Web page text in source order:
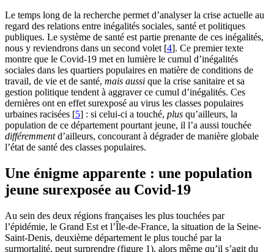
Le temps long de la recherche permet d’analyser la crise actuelle au
regard des relations entre inégalités sociales, santé et politiques
publiques. Le système de santé est partie prenante de ces inégalités,
nous y reviendrons dans un second volet [4]. Ce premier texte
montre que le Covid-19 met en lumière le cumul d’inégalités
sociales dans les quartiers populaires en matière de conditions de
travail, de vie et de santé, mais aussi que la crise sanitaire et sa
gestion politique tendent à aggraver ce cumul d’inégalités. Ces
dernières ont en effet surexposé au virus les classes populaires
urbaines racisées [5] : si celui-ci a touché, plus qu’ailleurs, la
population de ce département pourtant jeune, il l’a aussi touchée
différemmentd’ailleurs, concourant à dégrader de manière globale
l’état de santé des classes populaires.
Une énigme apparente : une population
jeune surexposée au Covid-19
Au sein des deux régions françaises les plus touchées par
l’épidémie, le Grand Est et l’Île-de-France, la situation de la Seine-
Saint-Denis, deuxième département le plus touché par la
surmortalité, peut surprendre (figure 1), alors même qu’il s’agit du